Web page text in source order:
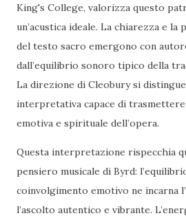
King's College, valorizza questo
un’acustica ideale. La chiarezza e
del testo sacro emergono con
dall’equilibrio sonoro tipico della
La direzione di Cleobury si
interpretativa capace di trasmettere
emotiva e spirituale dell’opera.
Questa interpretazione rispecchia
pensiero musicale di Byrd:
coinvolgimento emotivo ne incarna
l’ascolto autentico e vibrante.